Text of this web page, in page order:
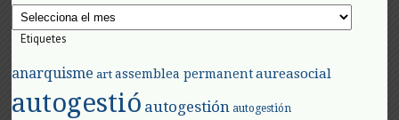
Arxius
Etiquetes
anarquisme art assemblea permanent aureasocial
autogestió autogestión autogestión